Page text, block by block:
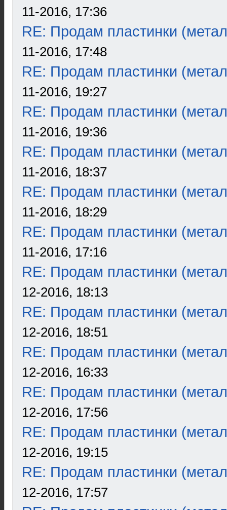
11-2016, 17:36
RE: Продам пластинки
11-2016, 17:48
RE: Продам пластинки
11-2016, 19:27
RE: Продам пластинки
11-2016, 19:36
RE: Продам пластинки
11-2016, 18:37
RE: Продам пластинки
11-2016, 18:29
RE: Продам пластинки
11-2016, 17:16
RE: Продам пластинки
12-2016, 18:13
RE: Продам пластинки
12-2016, 18:51
RE: Продам пластинки
12-2016, 16:33
RE: Продам пластинки
12-2016, 17:56
RE: Продам пластинки
12-2016, 19:15
RE: Продам пластинки
12-2016, 17:57